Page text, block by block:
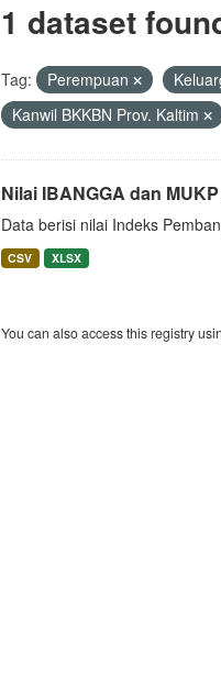
1 dataset
Tag: Perempuan
Kanwil BKKBN Prov. Kaltim
Nilai IBANGGA dan
Data berisi nilai Indeks
CSV XLSX
You can also access this registry